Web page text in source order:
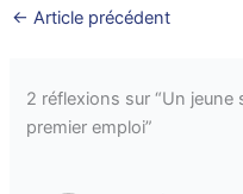
← Article précédent
2 réflexions sur “Un
premier emploi”